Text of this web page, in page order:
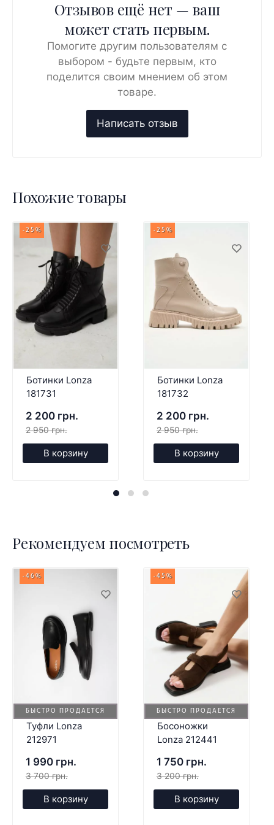
Отзывов ещё нет — ваш
может стать первым.
Помогите другим пользователям с
выбором - будьте первым, кто
поделится своим мнением об этом
товаре.
Похожие товары
-25%
Ботинки Lonza
181731
2 200 грн.
2 950 грн.
В корзину
-25%
Ботинки Lonza
181732
2 200 грн.
2 950 грн.
В корзину
Рекомендуем посмотреть
БЫСТРО ПРОДАЕТСЯ
-46%
Туфли Lonza
212971
1 990 грн.
3 700 грн.
В корзину
БЫСТРО ПРОДАЕТСЯ
-45%
Босоножки
Lonza 212441
1 750 грн.
3 200 грн.
В корзину